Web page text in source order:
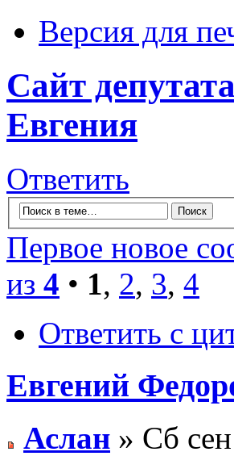
Версия для
Сайт
Евгения
Ответить
Первое новое
из 4 • 1, 2, 3, 4
Ответить с
Евгений
Аслан » Сб